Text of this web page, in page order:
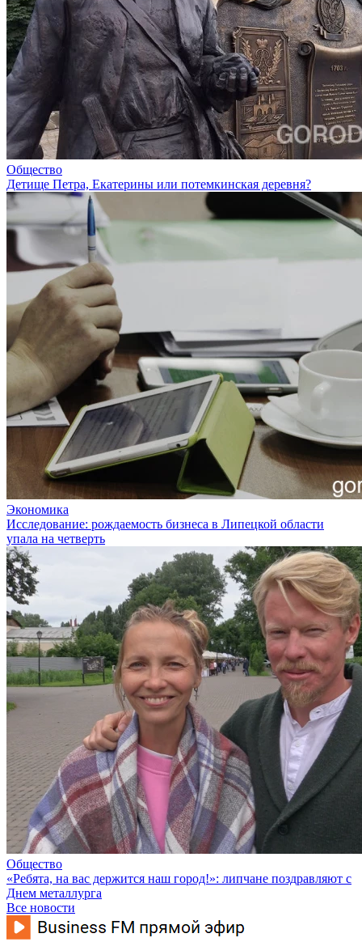
Общество
Детище Петра, Екатерины или потемкинская деревня?
Экономика
Исследование: рождаемость бизнеса в Липецкой области
упала на четверть
Общество
«Ребята, на вас держится наш город!»: липчане поздравляют с
Днем металлурга
Все новости